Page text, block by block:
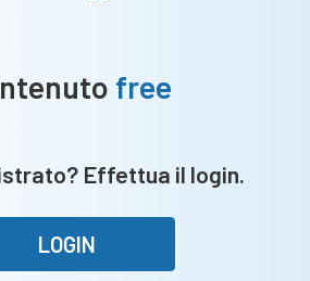
Serie
secondo
off
free
Effettua il login.
LOGIN